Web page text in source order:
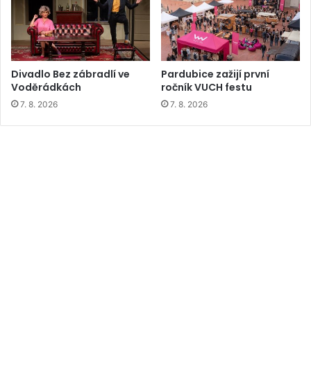
Divadlo Bez zábradlí ve
Voděrádkách
7. 8. 2026
Pardubice zažijí první
ročník VUCH festu
7. 8. 2026